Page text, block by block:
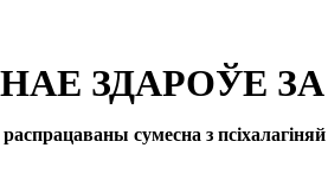
ЗДАРОЎЕ ЗА
сумесна з